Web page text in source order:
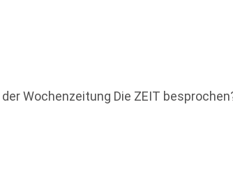
Wochenzeitung Die ZEIT